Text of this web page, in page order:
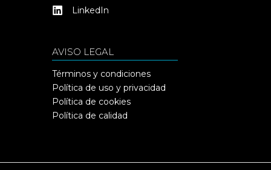
LinkedIn
AVISO LEGAL
Términos y condiciones
Política de uso y privacidad
Política de cookies
Política de calidad